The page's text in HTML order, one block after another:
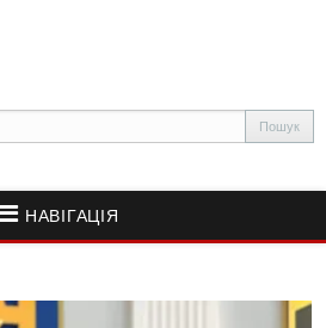
НАВІГАЦІЯ